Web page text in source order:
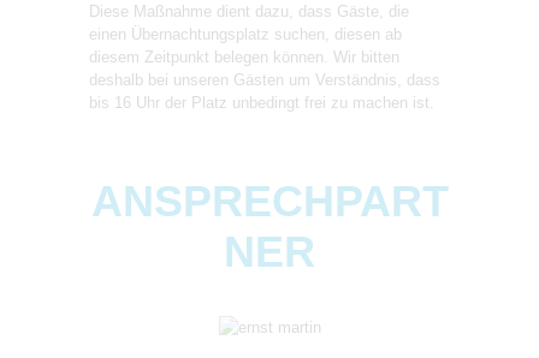
Diese Maßnahme dient dazu, dass Gäste, die
einen Übernachtungsplatz suchen, diesen ab
diesem Zeitpunkt belegen können. Wir bitten
deshalb bei unseren Gästen um Verständnis, dass
bis 16 Uhr der Platz unbedingt frei zu machen ist.
ANSPRECHPART
NER